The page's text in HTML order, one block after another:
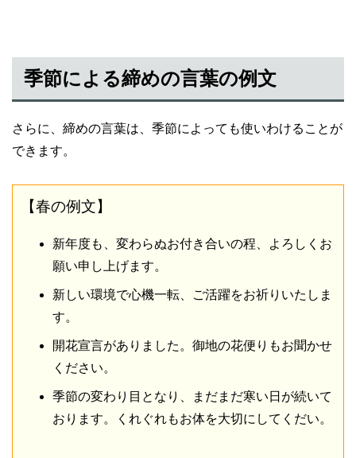
季節による締めの言葉の例文
さらに、締めの言葉は、季節によっても使いわけることが
できます。
【春の例文】
新年度も、変わらぬお付き合いの程、よろしくお
願い申し上げます。
新しい環境で心機一転、ご活躍をお祈りいたしま
す。
開花宣言がありました。御地の花便りもお聞かせ
ください。
季節の変わり目となり、まだまだ寒い日が続いて
おります。くれぐれもお体を大切にしてくだい。